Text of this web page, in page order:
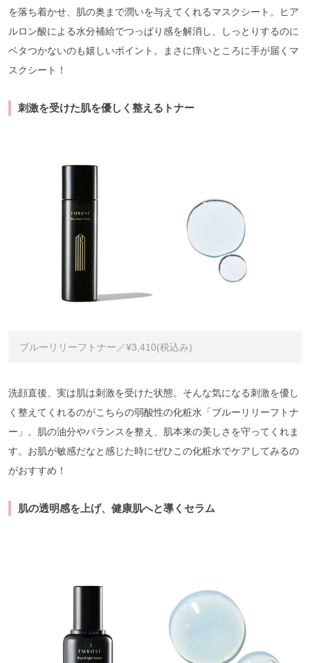
を落ち着かせ、肌の奥まで潤いを与えてくれるマスクシート。ヒア
ルロン酸による水分補給でつっぱり感を解消し、しっとりするのに
ベタつかないのも嬉しいポイント。まさに痒いところに手が届くマ
スクシート！
刺激を受けた肌を優しく整えるトナー
ブルーリリーフトナー／¥3,410(税込み)
洗顔直後、実は肌は刺激を受けた状態。そんな気になる刺激を優し
く整えてくれるのがこちらの弱酸性の化粧水「ブルーリリーフトナ
ー」。肌の油分やバランスを整え、肌本来の美しさを守ってくれま
す。お肌が敏感だなと感じた時にぜひこの化粧水でケアしてみるの
がおすすめ！
肌の透明感を上げ、健康肌へと導くセラム